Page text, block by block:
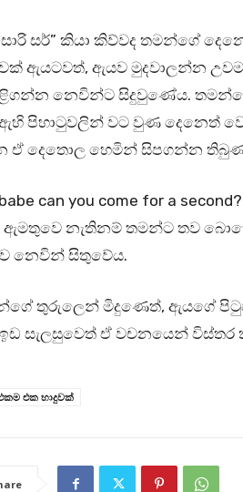
සර්” කියා කිව්වද තමන්ගේ
ඇයටවත්, ඇයව මුදවාලන්න
නෙවින්ට සිදුවුණේය.
පිහාටුවලින් වට වුණ දෙනෙත්
ඒ දෙතොල හෙමින් සිපගන්න
babe can you come for a
ඇමතුවෙ නැතිනම් තමන්ට තව
නෙවින් සිතුවේය.
තුරුලෙන් මිදුණෙත්, ඇයගේ
සැලසුවෙත් ඒ වචනයෙන් විස්තර
එක හාදුවක්